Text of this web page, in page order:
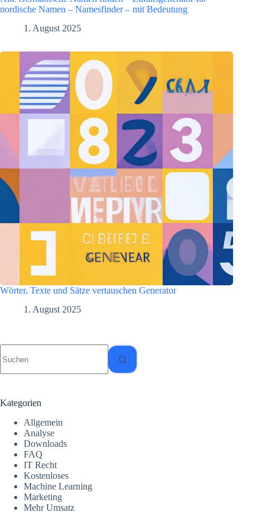
nordische Namen – Namesfinder – mit Bedeutung
1. August 2025
Wörter, Texte und Sätze vertauschen Generator
1. August 2025
Ergebnisse
Kategorien
Allgemein
Analyse
Downloads
FAQ
IT Recht
Kostenloses
Machine Learning
Marketing
Mehr Umsatz